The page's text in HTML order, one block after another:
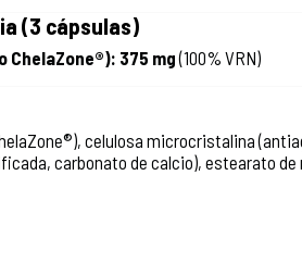
(3 cápsulas)
ChelaZone®): 375 mg(100% VRN)
celulosa microcristalina
carbonato de calcio), estearato de